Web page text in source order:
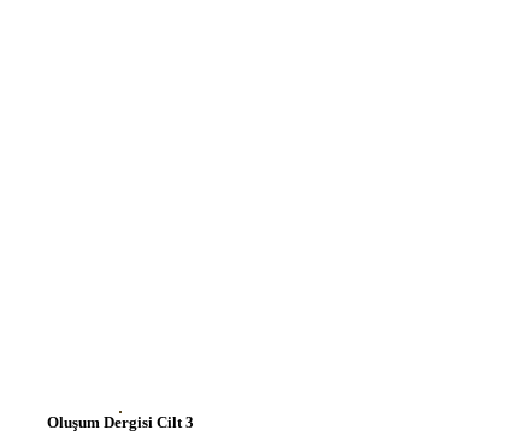
Oluşum Dergisi Cilt 3